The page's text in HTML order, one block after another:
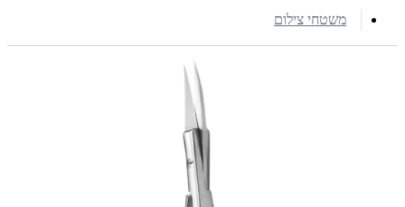
משטחי צילום